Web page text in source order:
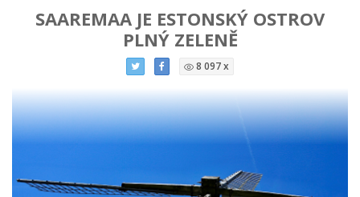
SAAREMAA JE ESTONSKÝ OSTROV
PLNÝ ZELENĚ
8 097 x